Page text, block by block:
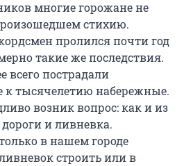
многие горожане не
стихию.
пролился почти год
такие же последствия.
всего пострадали
к тысячелетию набережные.
возник вопрос: как и из
и ливневка.
в нашем городе
строить или в